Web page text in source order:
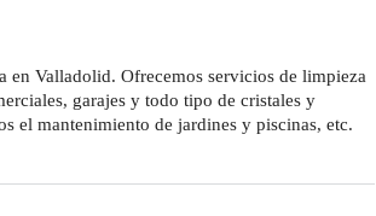
en Valladolid. Ofrecemos servicios de limpieza
garajes y todo tipo de cristales y
el mantenimiento de jardines y piscinas, etc.